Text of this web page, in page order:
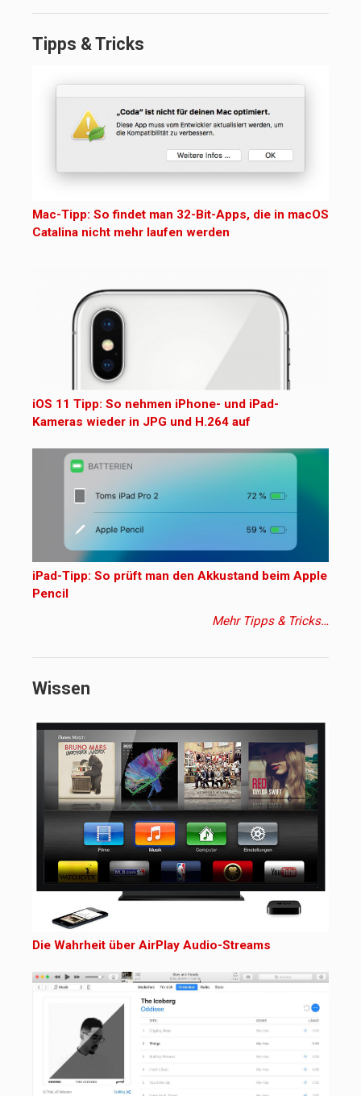
Tipps & Tricks
Mac-Tipp: So findet man 32-Bit-Apps, die in macOS
Catalina nicht mehr laufen werden
iOS 11 Tipp: So nehmen iPhone- und iPad-
Kameras wieder in JPG und H.264 auf
iPad-Tipp: So prüft man den Akkustand beim Apple
Pencil
Mehr Tipps & Tricks…
Wissen
Die Wahrheit über AirPlay Audio-Streams